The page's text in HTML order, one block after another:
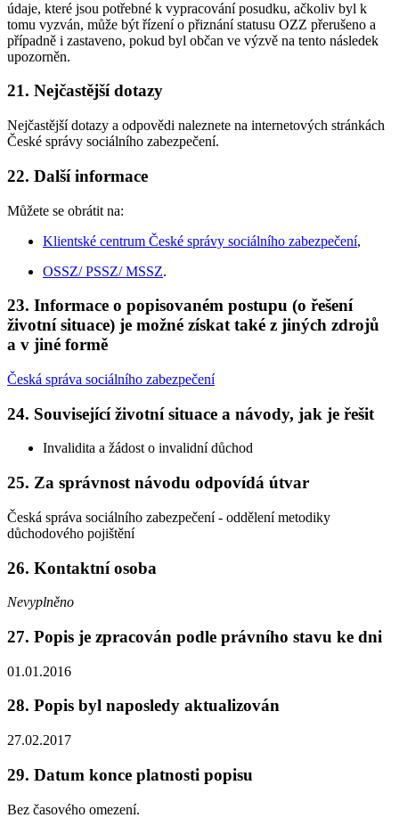
údaje, které jsou potřebné k vypracování posudku, ačkoliv byl k
tomu vyzván, může být řízení o přiznání statusu OZZ přerušeno a
případně i zastaveno, pokud byl občan ve výzvě na tento následek
upozorněn.
21. Nejčastější dotazy
Nejčastější dotazy a odpovědi naleznete na internetových stránkách
České správy sociálního zabezpečení.
22. Další informace
Můžete se obrátit na:
Klientské centrum České správy sociálního zabezpečení,
OSSZ/ PSSZ/ MSSZ.
23. Informace o popisovaném postupu (o řešení
životní situace) je možné získat také z jiných zdrojů
a v jiné formě
Česká správa sociálního zabezpečení
24. Související životní situace a návody, jak je řešit
Invalidita a žádost o invalidní důchod
25. Za správnost návodu odpovídá útvar
Česká správa sociálního zabezpečení - oddělení metodiky
důchodového pojištění
26. Kontaktní osoba
Nevyplněno
27. Popis je zpracován podle právního stavu ke dni
01.01.2016
28. Popis byl naposledy aktualizován
27.02.2017
29. Datum konce platnosti popisu
Bez časového omezení.